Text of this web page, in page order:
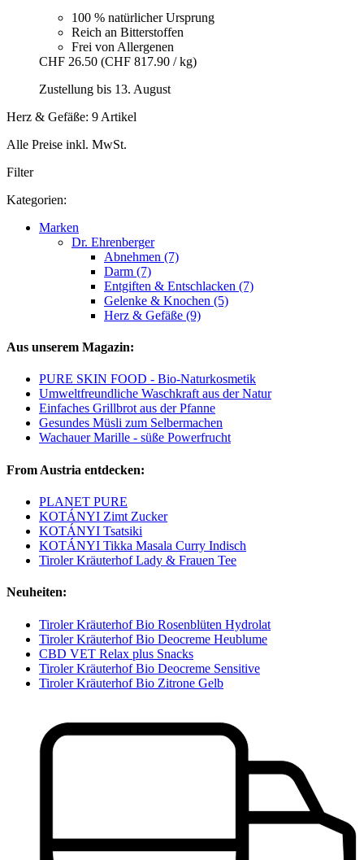
100 % natürlicher Ursprung
Reich an Bitterstoffen
Frei von Allergenen
CHF 26.50 (CHF 817.90 / kg)
Zustellung bis 13. August
Herz & Gefäße: 9 Artikel
Alle Preise inkl. MwSt.
Filter
Kategorien:
Marken
Dr. Ehrenberger
Abnehmen (7)
Darm (7)
Entgiften & Entschlacken (7)
Gelenke & Knochen (5)
Herz & Gefäße (9)
Aus unserem Magazin:
PURE SKIN FOOD - Bio-Naturkosmetik
Umweltfreundliche Waschkraft aus der Natur
Einfaches Grillbrot aus der Pfanne
Gesundes Müsli zum Selbermachen
Wachauer Marille - süße Powerfrucht
From Austria entdecken:
PLANET PURE
KOTÁNYI Zimt Zucker
KOTÁNYI Tsatsiki
KOTÁNYI Tikka Masala Curry Indisch
Tiroler Kräuterhof Lady & Frauen Tee
Neuheiten:
Tiroler Kräuterhof Bio Rosenblüten Hydrolat
Tiroler Kräuterhof Bio Deocreme Heublume
CBD VET Relax plus Snacks
Tiroler Kräuterhof Bio Deocreme Sensitive
Tiroler Kräuterhof Bio Zitrone Gelb